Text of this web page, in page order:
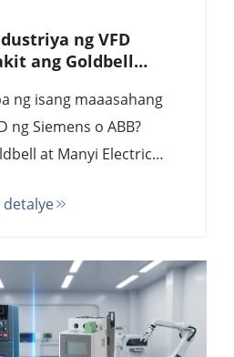
ng VFD
ang Goldbell
ABB at
na Solusyon mula
batay sa Halaga
ng isang maaasahang
ng Siemens o ABB?
at Manyi Electric
sa source factory
mahusay na halaga sa
para sa iyong mga
ng industriya.
detalye